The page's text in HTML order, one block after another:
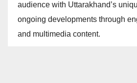
audience with Uttarakhand’s
ongoing developments through
and multimedia content.